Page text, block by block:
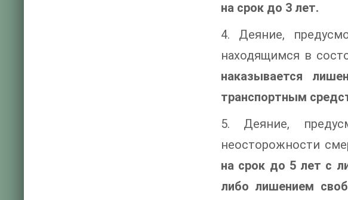
на срок до 3 лет.
4. Деяние,
находящимся в
наказывается
транспортным
5. Деяние,
неосторожности
на срок до 5 лет с
либо лишением